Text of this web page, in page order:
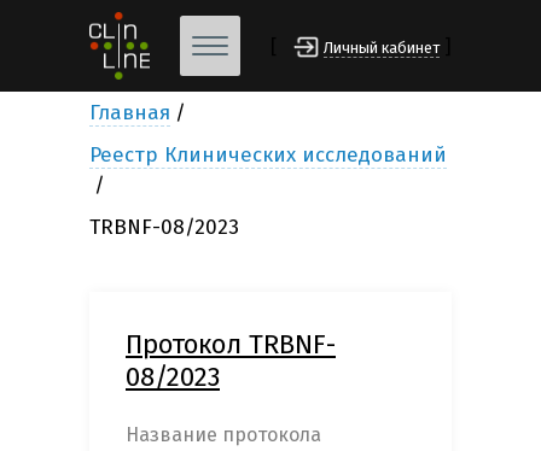
Личный кабинет
Главная
Реестр Клинических исследований
TRBNF-08/2023
Протокол TRBNF-
08/2023
Название протокола